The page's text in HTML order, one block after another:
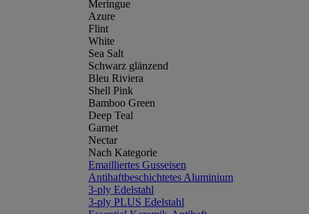
Meringue
Azure
Flint
White
Sea Salt
Schwarz glänzend
Bleu Riviera
Shell Pink
Bamboo Green
Deep Teal
Garnet
Nectar
Nach Kategorie
Emailliertes Gusseisen
Antihaftbeschichtetes Aluminium
3-ply Edelstahl
3-ply PLUS Edelstahl